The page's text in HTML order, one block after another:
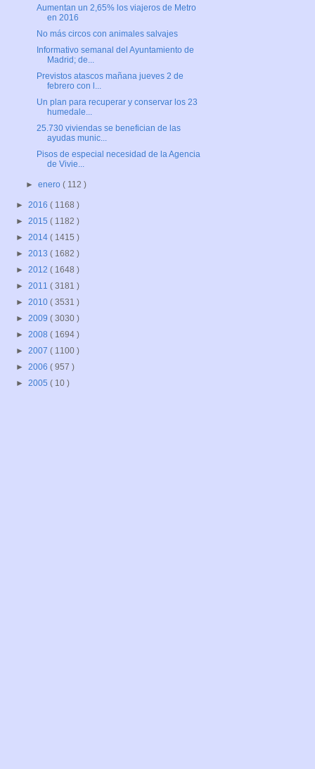
Aumentan un 2,65% los viajeros de Metro
en 2016
No más circos con animales salvajes
Informativo semanal del Ayuntamiento de
Madrid; de...
Previstos atascos mañana jueves 2 de
febrero con l...
Un plan para recuperar y conservar los 23
humedale...
25.730 viviendas se benefician de las
ayudas munic...
Pisos de especial necesidad de la Agencia
de Vivie...
►enero( 112 )
► 2016 ( 1168 )
► 2015 ( 1182 )
► 2014 ( 1415 )
► 2013 ( 1682 )
► 2012 ( 1648 )
► 2011 ( 3181 )
► 2010 ( 3531 )
► 2009 ( 3030 )
► 2008 ( 1694 )
► 2007 ( 1100 )
► 2006 ( 957 )
► 2005 ( 10 )